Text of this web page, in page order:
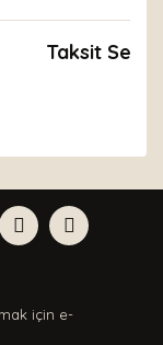
Taksit
için e-